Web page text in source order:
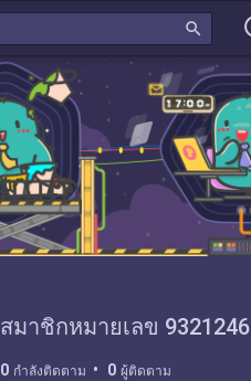
search
สมาชิกหมายเลข 9321246
0 กำลังติดตาม 0 ผู้ติดตาม